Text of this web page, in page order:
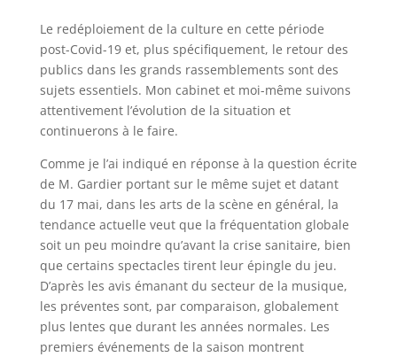
Le redéploiement de la culture en cette période
post-Covid-19 et, plus spécifiquement, le retour des
publics dans les grands rassemblements sont des
sujets essentiels. Mon cabinet et moi-même suivons
attentivement l’évolution de la situation et
continuerons à le faire.
Comme je l’ai indiqué en réponse à la question écrite
de M. Gardier portant sur le même sujet et datant
du 17 mai, dans les arts de la scène en général, la
tendance actuelle veut que la fréquentation globale
soit un peu moindre qu’avant la crise sanitaire, bien
que certains spectacles tirent leur épingle du jeu.
D’après les avis émanant du secteur de la musique,
les préventes sont, par comparaison, globalement
plus lentes que durant les années normales. Les
premiers événements de la saison montrent